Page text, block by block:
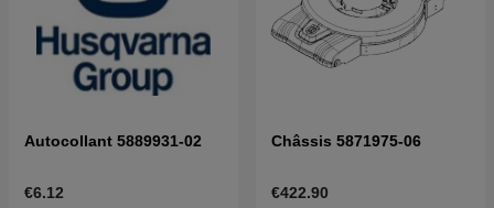
Autocollant 5889931-02
€6.12
Châssis 5871975-06
€422.90